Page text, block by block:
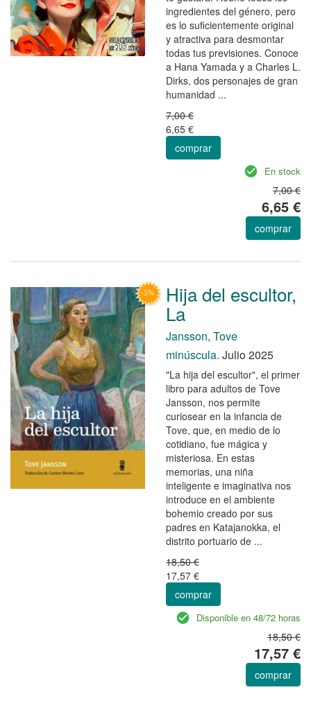
ingredientes del género, pero
es lo suficientemente original
y atractiva para desmontar
todas tus previsiones. Conoce
a Hana Yamada y a Charles L.
Dirks, dos personajes de gran
humanidad ...
7,00 €
6,65 €
comprar
En stock
7,00 €
6,65 €
comprar
Hija del escultor,
La
Jansson, Tove
minúscula. Julio 2025
"La hija del escultor", el primer
libro para adultos de Tove
Jansson, nos permite
curiosear en la infancia de
Tove, que, en medio de lo
cotidiano, fue mágica y
misteriosa. En estas
memorias, una niña
inteligente e imaginativa nos
introduce en el ambiente
bohemio creado por sus
padres en Katajanokka, el
distrito portuario de ...
18,50 €
17,57 €
comprar
Disponible en 48/72 horas
18,50 €
17,57 €
comprar